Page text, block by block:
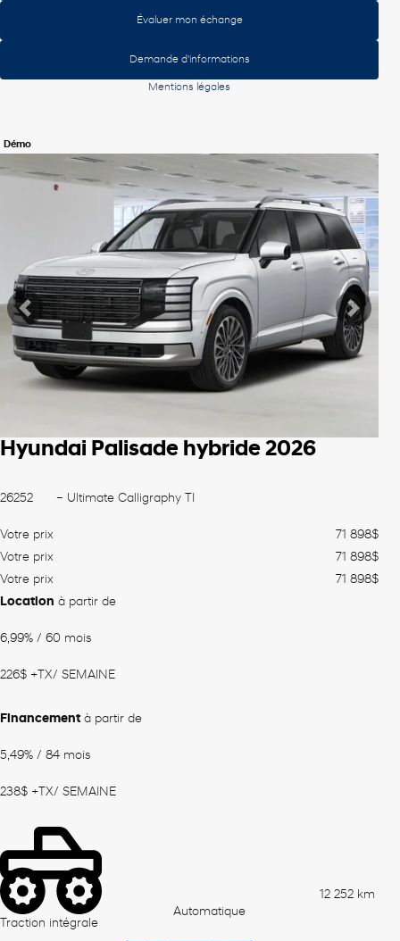
Évaluer mon échange
Demande d'informations
Mentions légales
Démo
Afficher 8 images en plus
Précédent
Hyundai Palisade hybride 2026
26252 – Ultimate Calligraphy TI
Votre prix 71 898$
Votre prix
71 898$
Votre prix
71 898$
Location à partir de
6,99% / 60 mois
226$ +TX/ SEMAINE
Financement à partir de
5,49% / 84 mois
238$ +TX/ SEMAINE
Traction intégrale
Automatique
12 252 km